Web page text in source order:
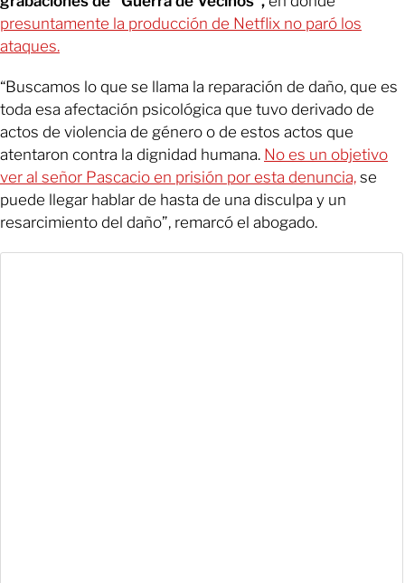
presuntamente la producción de Netflix no paró los
ataques.
“Buscamos lo que se llama la reparación de daño, que es
toda esa afectación psicológica que tuvo derivado de
actos de violencia de género o de estos actos que
atentaron contra la dignidad humana. No es un objetivo
ver al señor Pascacio en prisión por esta denuncia, se
puede llegar hablar de hasta de una disculpa y un
resarcimiento del daño”, remarcó el abogado.